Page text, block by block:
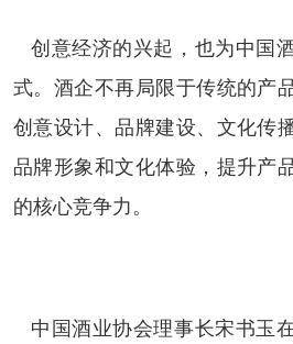
创意经济的兴起，也为中国
式。酒企不再局限于传统的产
创意设计、品牌建设、文化传
品牌形象和文化体验，提升产
的核心竞争力。
中国酒业协会理事长宋书玉